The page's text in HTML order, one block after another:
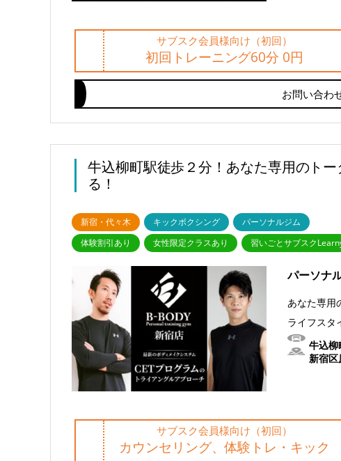
サブスク会員様向け（初回）
初回トレーニング60分 0円
お問い合わ
牛込柳町駅徒歩２分！あなた専用のト
る！
新宿・代々木 キックボクシング
パーソナルジム
体験割引あり
女性限定クラスあり 習いごとサブスク
パーソナ
あなた専用
ライフスタ
牛込柳
新宿区
サブスク会員様向け（初回）
カウンセリング、体験トレ・キック